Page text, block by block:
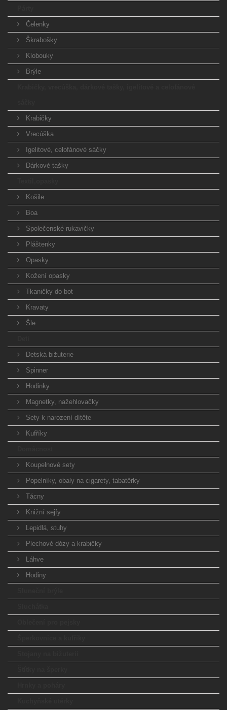
Čelenky
Škrabošky
Klobouky
Brýle
Krabičky
Vrecúška
Igelitové, celofánové sáčky
Dárkové tašky
Košile
Boa
Společenské rukavičky
Pláštenky
Opasky
Kožení opasky
Tkaničky do bot
Kravaty
Šle
Detská bižuterie
Spinner
Hodinky
Magnetky, nažehlovačky
Sety k narození dítěte
Kufříky
Koupelnové sety
Popelníky, obaly na cigarety, tabatěrky
Tácny
Knižní sejfy
Lepidlá, stuhy
Plechové dózy a krabičky
Láhve
Hodiny